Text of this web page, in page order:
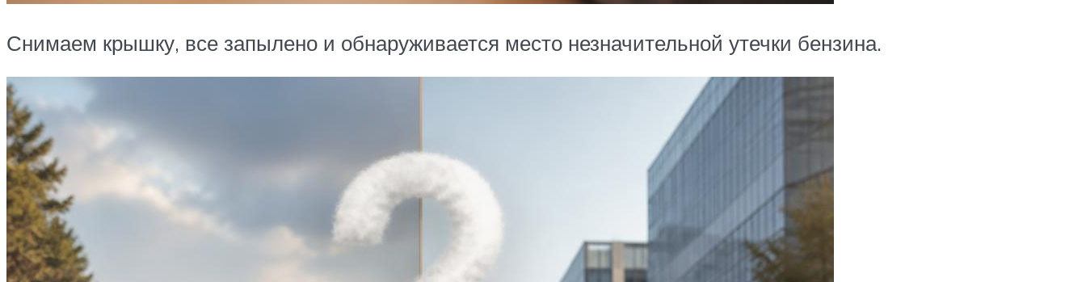
Снимаем крышку, все запылено и обнаруживается место незначительной утечки бензина.